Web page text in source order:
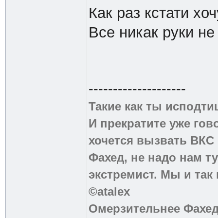
Как раз кстати
Все никак руки
--------------------
Такие как ты
И прекратите уже
хочется вызвать
Фахед, не надо нам
экстремист. Мы и
©atalex
Омерзительнее